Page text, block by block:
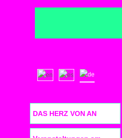
DAS HERZ VON AN